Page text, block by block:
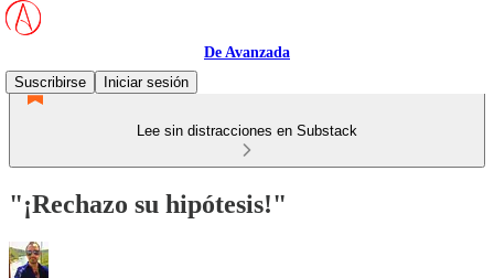
De Avanzada
Suscribirse
Iniciar sesión
Lee sin distracciones en Substack
"¡Rechazo su hipótesis!"